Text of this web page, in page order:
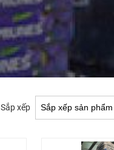
Sắp xếp